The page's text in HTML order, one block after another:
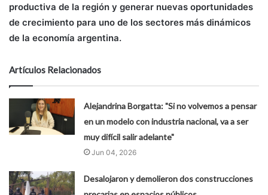
productiva de la región y generar nuevas oportunidades
de crecimiento para uno de los sectores más dinámicos
de la economía argentina.
Artículos Relacionados
Alejandrina Borgatta: "Si no volvemos a pensar
en un modelo con industria nacional, va a ser
muy difícil salir adelante"
Jun 04, 2026
Desalojaron y demolieron dos construcciones